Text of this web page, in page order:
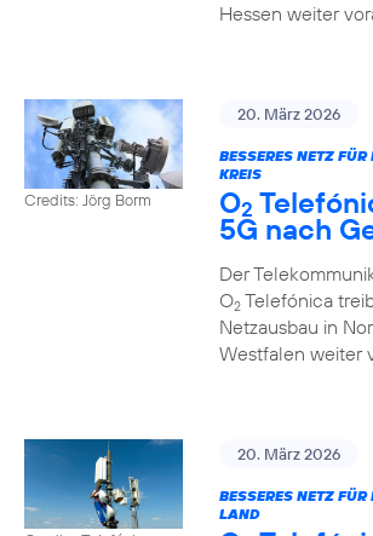
Hessen weiter
Credits: Jörg Borm
20. März 2026
BESSERES NETZ
KREIS
O2
5G nach
Der
O2Telefónica
Netzausbau in
Westfalen weiter
20. März 2026
BESSERES NETZ
LAND